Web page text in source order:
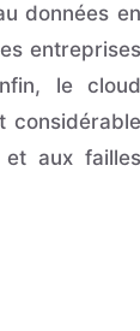
données en
entreprises
le cloud
considérable
et aux failles